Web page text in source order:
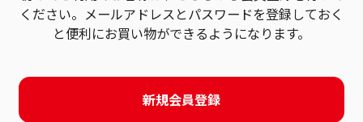
ください。 メールアドレスとパスワードを登録しておく
と便利にお買い物ができるようになります。
新規会員登録